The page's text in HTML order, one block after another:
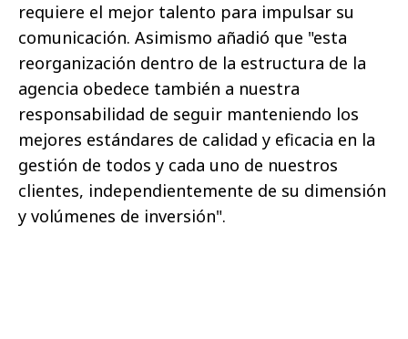
requiere el mejor talento para impulsar su
comunicación. Asimismo añadió que "esta
reorganización dentro de la estructura de la
agencia obedece también a nuestra
responsabilidad de seguir manteniendo los
mejores estándares de calidad y eficacia en la
gestión de todos y cada uno de nuestros
clientes, independientemente de su dimensión
y volúmenes de inversión".